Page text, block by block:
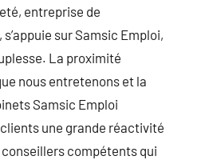
entreprise de
sur Samsic Emploi,
La proximité
nous entretenons et la
Samsic Emploi
une grande réactivité
compétents qui